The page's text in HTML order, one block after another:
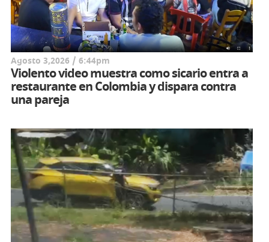
Agosto 3,2026 / 6:44pm
Violento video muestra como sicario entra a
restaurante en Colombia y dispara contra
una pareja